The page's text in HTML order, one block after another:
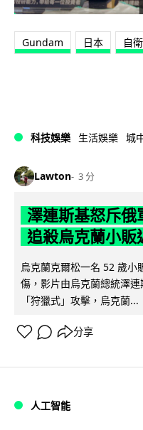
Gundam 日本 自
科技娛樂 生活娛樂 城
Lawton 3 分
澤連斯基怒斥俄
追殺烏克蘭小
烏克蘭克爾松一名 52 歲小
傷，影片由烏克蘭總統澤
「狩獵式」攻擊，烏克蘭...
分享
人工智能